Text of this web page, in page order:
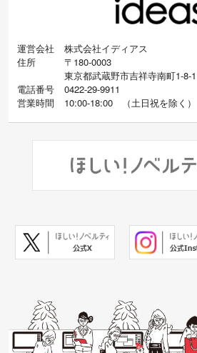
運営会社
株式会社イディアス
住所
〒180-0003
東京都武蔵野市吉祥寺南町1-8-
電話番号
0422-29-9911
営業時間
10:00-18:00 （土日祝を除く）